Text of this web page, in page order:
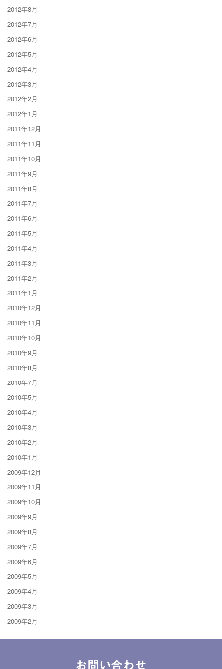
2012年8月
2012年7月
2012年6月
2012年5月
2012年4月
2012年3月
2012年2月
2012年1月
2011年12月
2011年11月
2011年10月
2011年9月
2011年8月
2011年7月
2011年6月
2011年5月
2011年4月
2011年3月
2011年2月
2011年1月
2010年12月
2010年11月
2010年10月
2010年9月
2010年8月
2010年7月
2010年5月
2010年4月
2010年3月
2010年2月
2010年1月
2009年12月
2009年11月
2009年10月
2009年9月
2009年8月
2009年7月
2009年6月
2009年5月
2009年4月
2009年3月
2009年2月
お問い合わせ